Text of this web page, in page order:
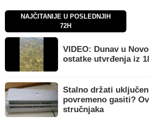
NAJČITANIJE U POSLEDNJIH
72H
VIDEO: Dunav u
ostatke utvrđenja iz
Stalno držati
povremeno gasiti?
stručnjaka